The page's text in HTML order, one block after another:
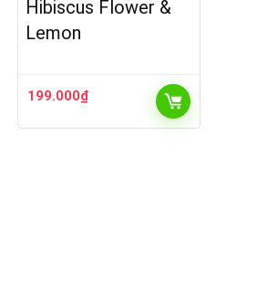
Hibiscus Flower &
Lemon
199.000₫